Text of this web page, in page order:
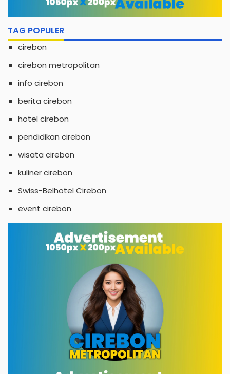
TAG POPULER
cirebon
cirebon metropolitan
info cirebon
berita cirebon
hotel cirebon
pendidikan cirebon
wisata cirebon
kuliner cirebon
Swiss-Belhotel Cirebon
event cirebon